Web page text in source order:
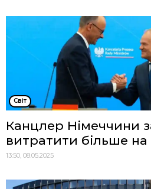
Cвіт
Канцлер Німеччини
витратити більше на
13:50, 08.05.2025